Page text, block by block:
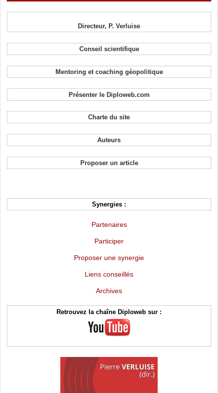
Directeur, P. Verluise
Conseil scientifique
Mentoring et coaching géopolitique
Présenter le Diploweb.com
Charte du site
Auteurs
Proposer un article
Synergies :
Partenaires
Participer
Proposer une synergie
Liens conseillés
Archives
Retrouvez la chaîne Diploweb sur :